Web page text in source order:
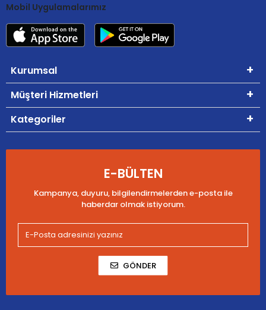
Mobil Uygulamalarımız
Kurumsal
Müşteri Hizmetleri
Kategoriler
E-BÜLTEN
Kampanya, duyuru, bilgilendirmelerden e-posta ile
haberdar olmak istiyorum.
GÖNDER